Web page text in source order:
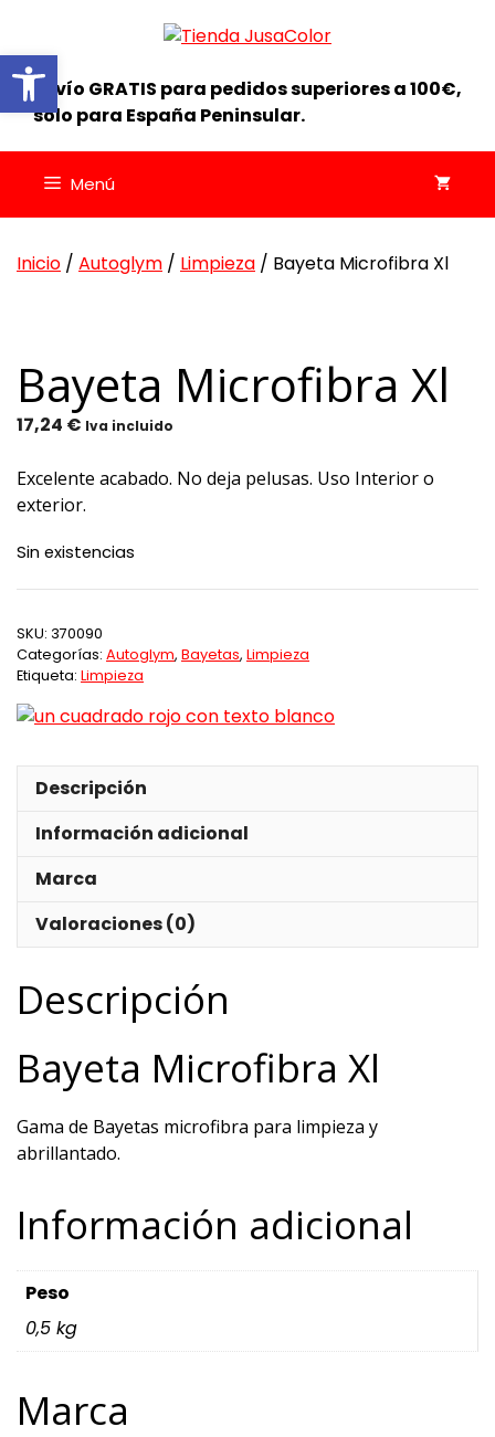
contenido
Envío GRATIS para pedidos superiores a 100€,
solo para España Peninsular.
Menú
Inicio / Autoglym / Limpieza / Bayeta Microfibra Xl
Bayeta Microfibra Xl
17,24 € Iva incluido
Excelente acabado. No deja pelusas. Uso Interior o
exterior.
Sin existencias
SKU: 370090
Categorías: Autoglym, Bayetas, Limpieza
Etiqueta: Limpieza
Descripción
Información adicional
Marca
Valoraciones (0)
Descripción
Bayeta Microfibra Xl
Gama de Bayetas microfibra para limpieza y
abrillantado.
Información adicional
Peso
0,5 kg
Marca
Abrir barra de herramientas